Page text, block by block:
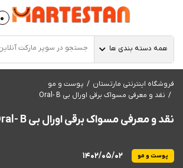
0
همه دسته بندی ها
فروشگاه اینترنتی مارتستان
پوست و مو
نقد و معرفی مسواک برقی اورال بی Oral- B
نقد و معرفی مسواک برقی اورال بی Oral- B
پوست و مو 1402/05/02